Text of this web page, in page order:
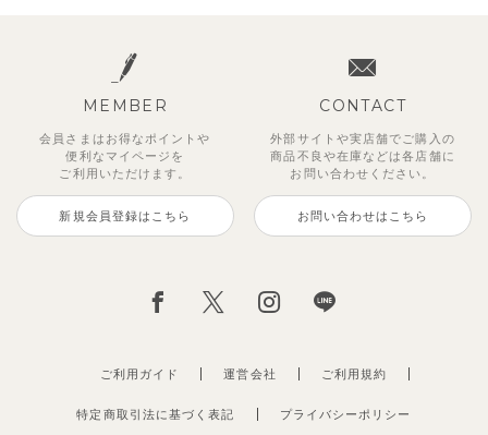
MEMBER
会員さまはお得なポイントや
便利な マイページを
ご利用いただけます。
新規会員登録はこちら
CONTACT
外部サイトや実店舗でご購入の
商品不良や在庫などは各店舗に
お問い合わせください。
お問い合わせはこちら
ご利用ガイド 運営会社
特定商取引法に基づく表記 プライバシーポリシー
ご利用規約